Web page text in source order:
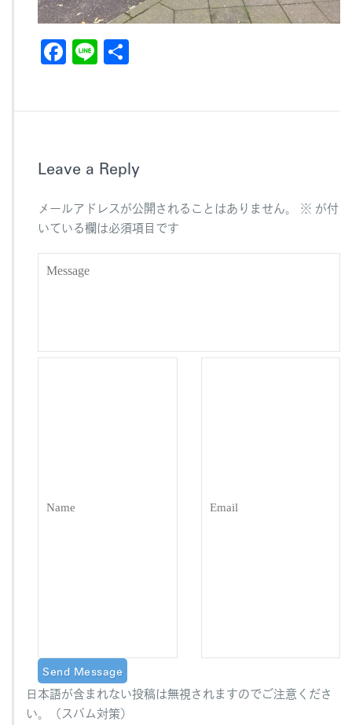
F
c
o
o
k
Li
e
Leave a Reply
メールアドレスが公開されることはありません。 ※ が付
いている欄は必須項目です
日本語が含まれない投稿は無視されますのでご注意くださ
い。（スパム対策）